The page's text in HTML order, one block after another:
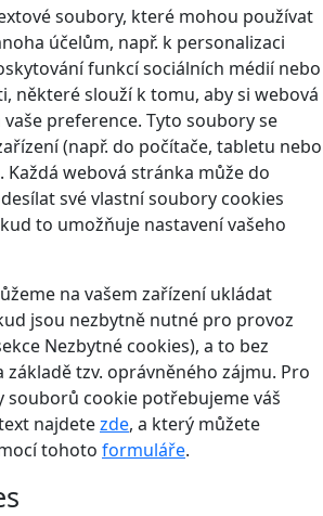
soubory, které mohou používat
účelům, např. k personalizaci
funkcí sociálních médií nebo
některé slouží k tomu, aby si webová
preference. Tyto soubory se
(např. do počítače, tabletu nebo
webová stránka může do
své vlastní soubory cookies
to umožňuje nastavení vašeho
na vašem zařízení ukládat
jsou nezbytně nutné pro provoz
Nezbytné cookies), a to bez
základě tzv. oprávněného zájmu. Pro
souborů cookie potřebujeme váš
najdetezde, a který můžete
tohoto formuláře.